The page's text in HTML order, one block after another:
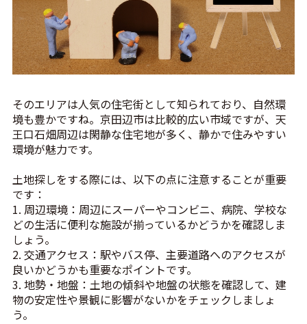
そのエリアは人気の住宅街として知られており、自然環
境も豊かですね。京田辺市は比較的広い市域ですが、天
王口石畑周辺は閑静な住宅地が多く、静かで住みやすい
環境が魅力です。
土地探しをする際には、以下の点に注意することが重要
です：
1. 周辺環境：周辺にスーパーやコンビニ、病院、学校な
どの生活に便利な施設が揃っているかどうかを確認しま
しょう。
2. 交通アクセス：駅やバス停、主要道路へのアクセスが
良いかどうかも重要なポイントです。
3. 地勢・地盤：土地の傾斜や地盤の状態を確認して、建
物の安定性や景観に影響がないかをチェックしましょ
う。